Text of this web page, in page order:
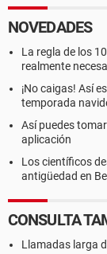
NOVEDADES
La regla de los
realmente
¡No caigas! Así
temporada
Así puedes
aplicación
Los científicos
antigüedad en
CONSULTA
Llamadas larga